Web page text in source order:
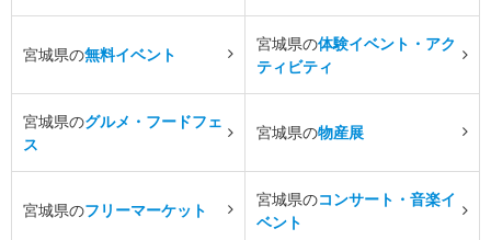
宮城県の無料イベント
宮城県の体験イベント・アク
ティビティ
宮城県のグルメ・フードフェ
ス
宮城県の物産展
宮城県のフリーマーケット
宮城県のコンサート・音楽イ
ベント